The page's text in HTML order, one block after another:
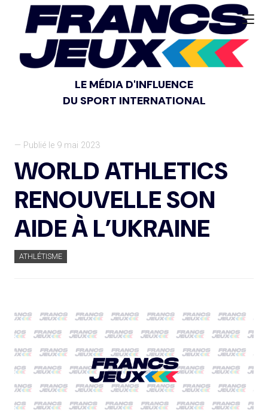
LE MÉDIA D'INFLUENCE
DU SPORT INTERNATIONAL
— Publié le 9 mai 2023
WORLD ATHLETICS
RENOUVELLE SON
AIDE À L’UKRAINE
ATHLÉTISME